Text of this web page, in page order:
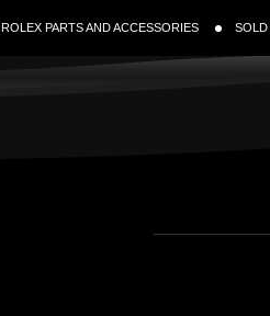
ROLEX PARTS AND ACCESSORIES SOLD